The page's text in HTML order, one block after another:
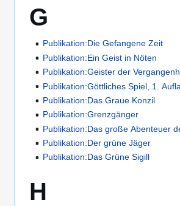
G
Publikation:Die Gefangene Zeit
Publikation:Ein Geist in Nöten
Publikation:Geister der
Publikation:Göttliches Spiel, 1.
Publikation:Das Graue Konzil
Publikation:Grenzgänger
Publikation:Das große Abenteuer
Publikation:Der grüne Jäger
Publikation:Das Grüne Sigill
H